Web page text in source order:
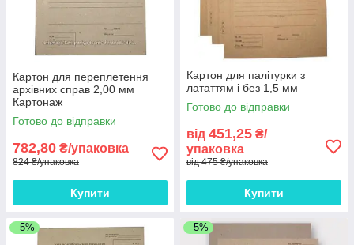
Картон для переплетення
архівних справ 2,00 мм
Картонаж
Готово до відправки
782,80 ₴/упаковка
824 ₴/упаковка
Купити
Картон для палітурки з
лататтям і без 1,5 мм
Готово до відправки
від 451,25 ₴/
упаковка
від 475 ₴/упаковка
Купити
–5% –5%